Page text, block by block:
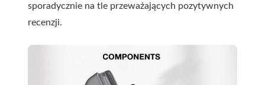
sporadycznie na tle przeważających pozytywnych
recenzji.